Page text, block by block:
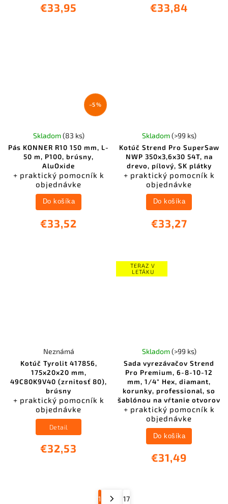
€33,95 €33,84
–5 %
Pás KONNER R10 150 mm, L-
50 m, P100, brúsny,
AluOxide
+ praktický pomocník k
objednávke
Skladom(83 ks)
€33,52
Do košíka
Kotúč Strend Pro SuperSaw
NWP 350x3,6x30 54T, na
drevo, pílový, SK plátky
+ praktický pomocník k
objednávke
Skladom(>99 ks)
€33,27
Do košíka
Kotúč Tyrolit 417856,
175x20x20 mm,
49C80K9V40 (zrnitosť 80),
brúsny
+ praktický pomocník k
objednávke
Neznámá
€32,53
Detail
TERAZ V
LETÁKU
Sada vyrezávačov Strend
Pro Premium, 6-8-10-12
mm, 1/4" Hex, diamant,
korunky, professional, so
šablónou na vŕtanie otvorov
+ praktický pomocník k
objednávke
Skladom(>99 ks)
€31,49
Do košíka
1 17